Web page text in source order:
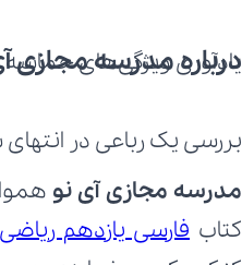
یادآوری ویژگی‌های حماسه
بررسی یک رباعی در
درباره مدرسه مجازی
مدرسه مجازی آی نو
کتاب فارسی یازدهم ریاضی